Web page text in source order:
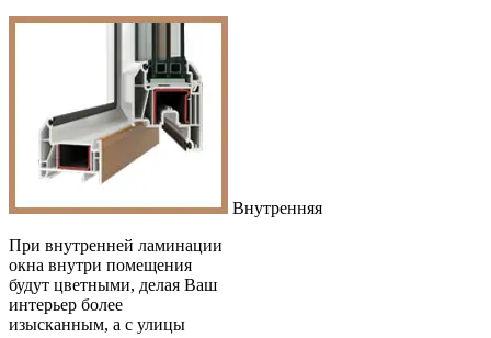
Внутренняя
При внутренней ламинации
окна внутри помещения
будут цветными, делая Ваш
интерьер более
изысканным, а с улицы